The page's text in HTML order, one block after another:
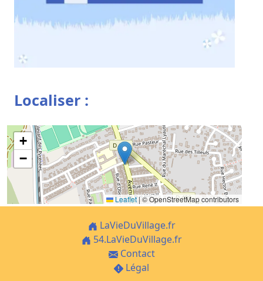
Localiser :
+
−
Leaflet |© OpenStreetMap contributors
LaVieDuVillage.fr
54.LaVieDuVillage.fr
Contact
Légal